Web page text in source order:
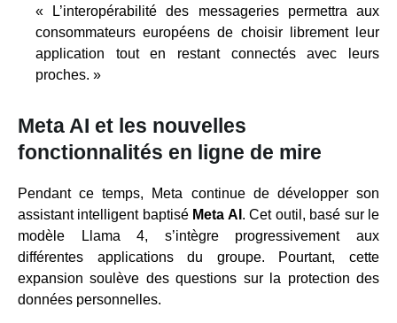
« L’interopérabilité des messageries permettra aux
consommateurs européens de choisir librement leur
application tout en restant connectés avec leurs
proches. »
Meta AI et les nouvelles
fonctionnalités en ligne de mire
Pendant ce temps, Meta continue de développer son
assistant intelligent baptisé Meta AI . Cet outil, basé sur le
modèle Llama 4, s’intègre progressivement aux
différentes applications du groupe. Pourtant, cette
expansion soulève des questions sur la protection des
données personnelles.